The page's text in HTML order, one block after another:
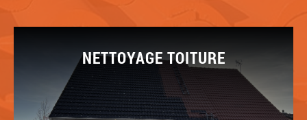
NETTOYAGE TOITURE